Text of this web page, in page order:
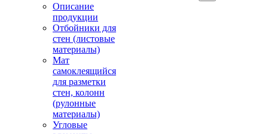
Описание
продукции
Отбойники для
стен (листовые
материалы)
Мат
самоклеящийся
для разметки
стен, колонн
(рулонные
материалы)
Угловые